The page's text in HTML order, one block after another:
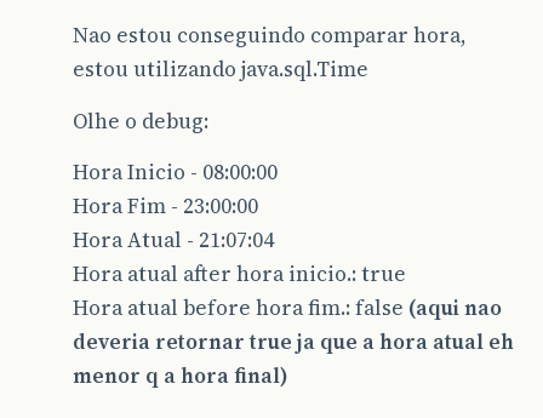
Nao estou conseguindo comparar hora,
estou utilizando java.sql.Time
Olhe o debug:
Hora Inicio - 08:00:00
Hora Fim - 23:00:00
Hora Atual - 21:07:04
Hora atual after hora inicio.: true
Hora atual before hora fim.: false (aqui nao
deveria retornar true ja que a hora atual eh
menor q a hora final)